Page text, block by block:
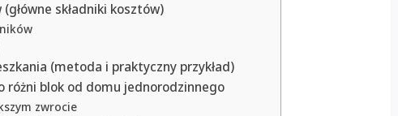
składniki kosztów)
(metoda i praktyczny przykład)
różni blok od domu jednorodzinnego
zwrocie